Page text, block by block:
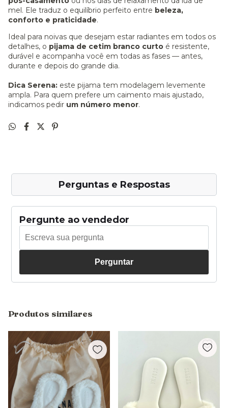
mel. Ele traduz o equilíbrio perfeito entre beleza,
conforto e praticidade.
Ideal para noivas que desejam estar radiantes em todos os
detalhes, o pijama de cetim branco curto é resistente,
durável e acompanha você em todas as fases — antes,
durante e depois do grande dia.
Dica Serena: este pijama tem modelagem levemente
ampla. Para quem prefere um caimento mais ajustado,
indicamos pedir um número menor.
Perguntas e Respostas
Pergunte ao vendedor
Perguntar
Produtos similares